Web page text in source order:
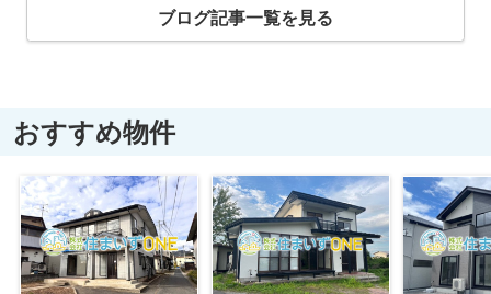
ブログ記事一覧を見る
おすすめ物件